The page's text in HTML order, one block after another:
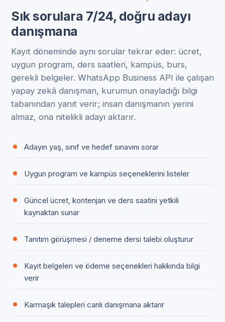
Sık sorulara 7/24, doğru adayı
danışmana
Kayıt döneminde aynı sorular tekrar eder: ücret,
uygun program, ders saatleri, kampüs, burs,
gerekli belgeler. WhatsApp Business API ile çalışan
yapay zekâ danışman, kurumun onayladığı bilgi
tabanından yanıt verir; insan danışmanın yerini
almaz, ona nitelikli adayı aktarır.
Adayın yaş, sınıf ve hedef sınavını sorar
Uygun program ve kampüs seçeneklerini listeler
Güncel ücret, kontenjan ve ders saatini yetkili
kaynaktan sunar
Tanıtım görüşmesi / deneme dersi talebi oluşturur
Kayıt belgeleri ve ödeme seçenekleri hakkında bilgi
verir
Karmaşık talepleri canlı danışmana aktarır